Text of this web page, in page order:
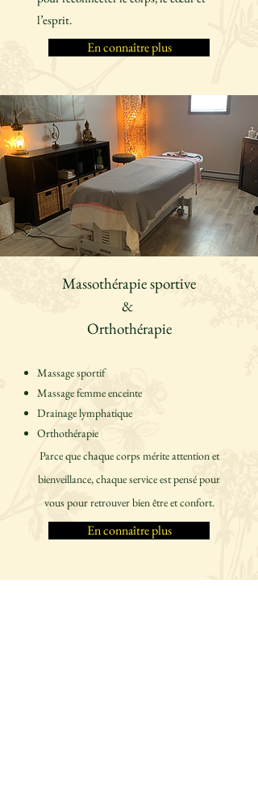
l’esprit.
En connaître plus
Massothérapie sportive
&
Orthothérapie
Massage sportif
Massage femme enceinte
Drainage lymphatique
Orthothérapie
Parce que chaque corps mérite attention et
bienveillance, chaque service est pensé pour
vous pour retrouver bien être et confort.
En connaître plus